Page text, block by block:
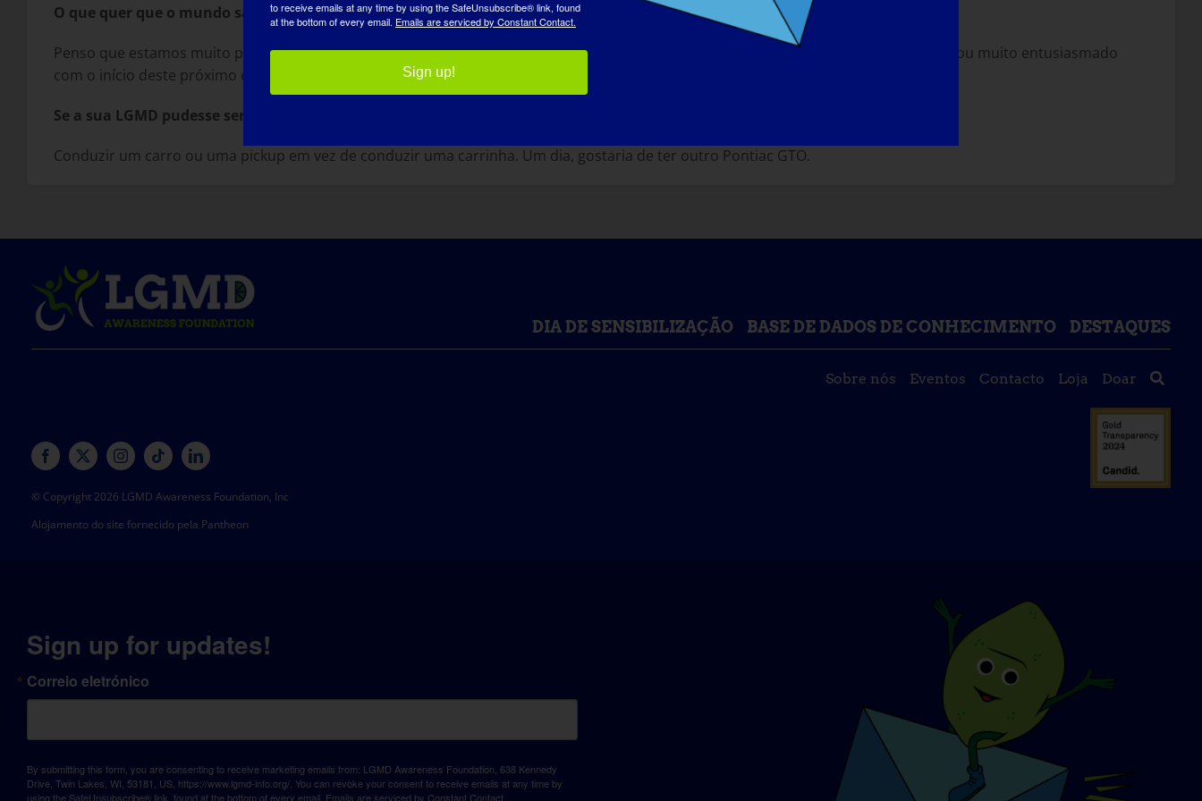
O que quer que o mundo saiba sobre a LGMD:
Penso que estamos muito próximos de um tratamento ou de uma cura. Participei no primeiro ensaio de terapia génica em 1999 e estou muito entusiasmado
com o início deste próximo ensaio de terapia génica, em que se utilizará o sistema sanguíneo para administrar o novo vetor.
Se a sua LGMD pudesse ser "curada" amanhã, qual seria a primeira coisa que gostaria de fazer?
Conduzir um carro ou uma pickup em vez de conduzir uma carrinha. Um dia, gostaria de ter outro Pontiac GTO.
DIA DE SENSIBILIZAÇÃO BASE DE DADOS DE CONHECIMENTO DESTAQUES
Sobre nós Eventos Contacto Loja Doar
© Copyright 2026 LGMD Awareness Foundation, Inc
Alojamento do site fornecido pela Pantheon
Sign up for updates!
Correio eletrónico
By submitting this form, you are consenting to receive marketing emails from: LGMD Awareness Foundation, 638 Kennedy
Drive, Twin Lakes, WI, 53181, US, https://www.lgmd-info.org/. You can revoke your consent to receive emails at any time by
using the SafeUnsubscribe® link, found at the bottom of every email. Emails are serviced by Constant Contact.
to receive emails at any time by using the SafeUnsubscribe® link, found
at the bottom of every email. Emails are serviced by Constant Contact.
Sign up!